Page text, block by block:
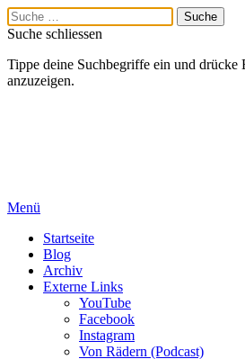
Suche schliessen
Tippe deine Suchbegriffe ein und drücke
anzuzeigen.
Menü
Startseite
Blog
Archiv
Externe Links
YouTube
Facebook
Instagram
Von Rädern (Podcast)